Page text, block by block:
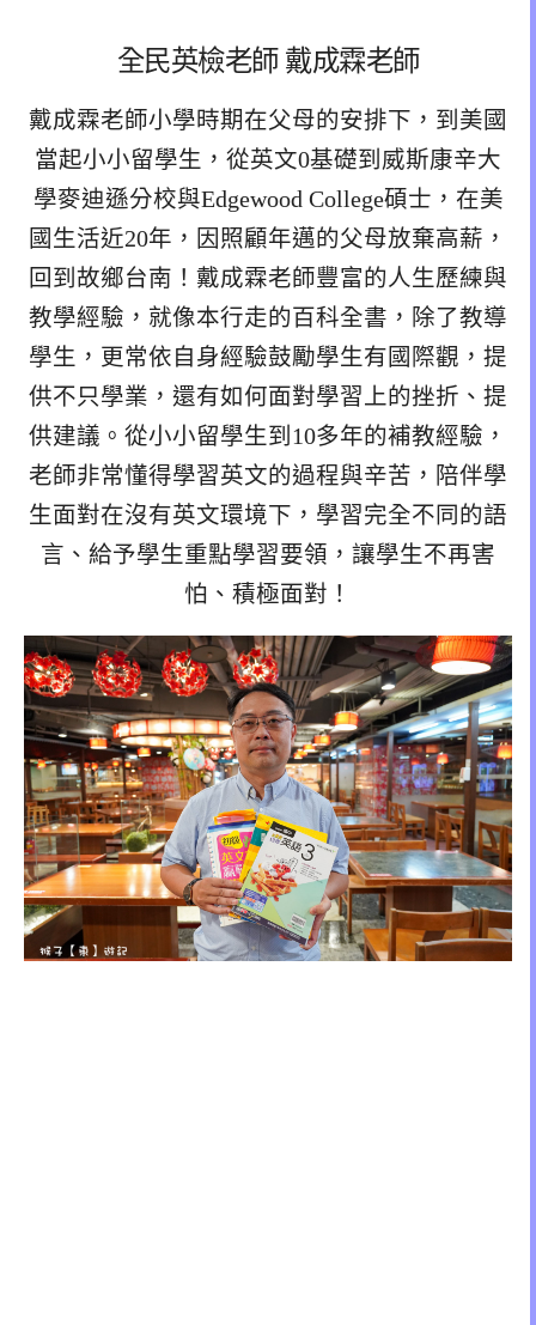
全民英檢老師 戴成霖老師
戴成霖老師小學時期在父母的安排下，到美國
當起小小留學生，從英文0基礎到威斯康辛大
學麥迪遜分校與Edgewood College碩士，在美
國生活近20年，因照顧年邁的父母放棄高薪，
回到故鄉台南！戴成霖老師豐富的人生歷練與
教學經驗，就像本行走的百科全書，除了教導
學生，更常依自身經驗鼓勵學生有國際觀，提
供不只學業，還有如何面對學習上的挫折、提
供建議。從小小留學生到10多年的補教經驗，
老師非常懂得學習英文的過程與辛苦，陪伴學
生面對在沒有英文環境下，學習完全不同的語
言、給予學生重點學習要領，讓學生不再害
怕、積極面對！